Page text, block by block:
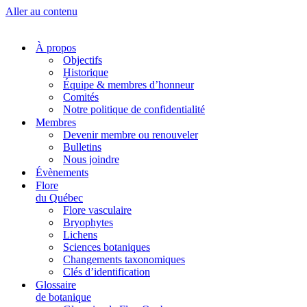
Aller au contenu
À propos
Objectifs
Historique
Équipe & membres d’honneur
Comités
Notre politique de confidentialité
Membres
Devenir membre ou renouveler
Bulletins
Nous joindre
Évènements
Flore
du Québec
Flore vasculaire
Bryophytes
Lichens
Sciences botaniques
Changements taxonomiques
Clés d’identification
Glossaire
de botanique